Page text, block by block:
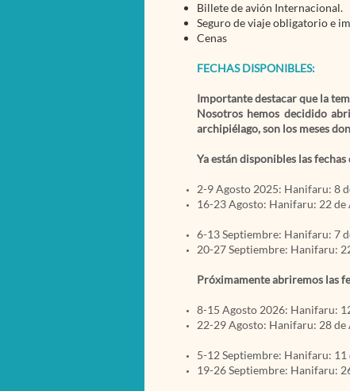
Billete de avión Internacional.
Seguro de viaje obligatorio e
Cenas
FECHAS DISPONIBLES:
Importante destacar que la
Nosotros hemos decidido
archipiélago, son los meses
Ya están disponibles las
2-9 Agosto 2025: Hanifaru: 8
16-23 Agosto: Hanifaru: 22 de
6-13 Septiembre: Hanifaru: 7
20-27 Septiembre: Hanifaru:
Próximamente abriremos las
8-15 Agosto 2026: Hanifaru:
22-29 Agosto: Hanifaru: 28 de
5-12 Septiembre: Hanifaru: 11
19-26 Septiembre: Hanifaru: